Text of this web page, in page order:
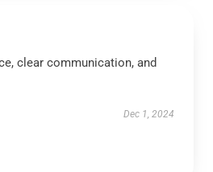
clear communication, and
Dec 1, 2024